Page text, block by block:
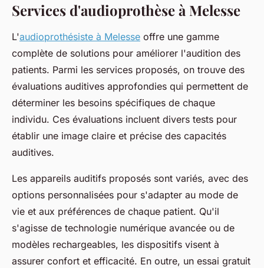
Services d'audioprothèse à Melesse
L'audioprothésiste à Melesse offre une gamme
complète de solutions pour améliorer l'audition des
patients. Parmi les services proposés, on trouve des
évaluations auditives approfondies qui permettent de
déterminer les besoins spécifiques de chaque
individu. Ces évaluations incluent divers tests pour
établir une image claire et précise des capacités
auditives.
Les appareils auditifs proposés sont variés, avec des
options personnalisées pour s'adapter au mode de
vie et aux préférences de chaque patient. Qu'il
s'agisse de technologie numérique avancée ou de
modèles rechargeables, les dispositifs visent à
assurer confort et efficacité. En outre, un essai gratuit